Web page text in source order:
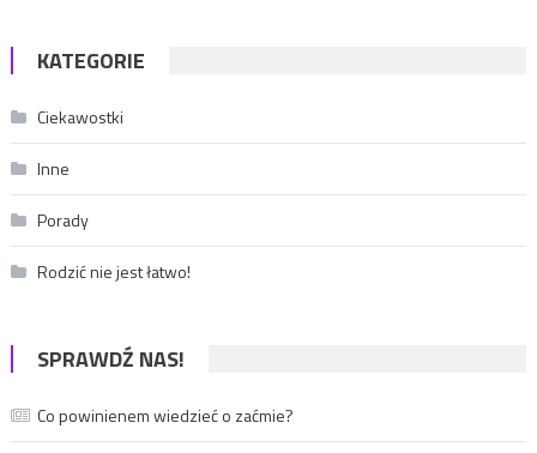
KATEGORIE
Ciekawostki
Inne
Porady
Rodzić nie jest łatwo!
SPRAWDŹ NAS!
Co powinienem wiedzieć o zaćmie?